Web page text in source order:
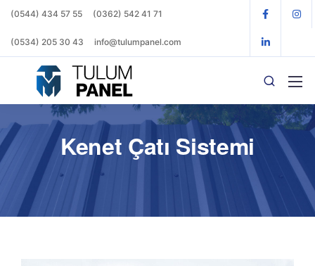
(0544) 434 57 55 (0362) 542 41 71
(0534) 205 30 43 info@tulumpanel.com
Kenet Çatı Sistemi